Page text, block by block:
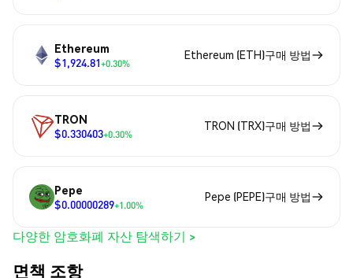
Ethereum
$1,924.81+0.30%
Ethereum (ETH)구매 방법
TRON
$0.330403+0.30%
TRON (TRX)구매 방법
Pepe
$0.00000289+1.00%
Pepe (PEPE)구매 방법
다양한 암호화폐 자산 탐색하기 >
면책 조항